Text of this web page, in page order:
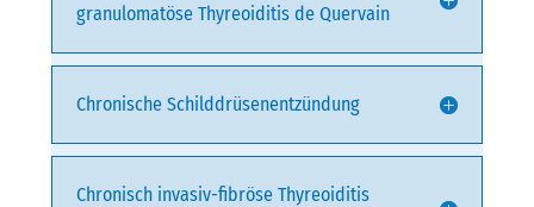
granulomatöse Thyreoiditis de Quervain
Chronische Schilddrüsenentzündung
Chronisch invasiv-fibröse Thyreoiditis